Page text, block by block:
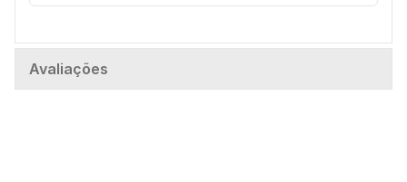
Avaliações